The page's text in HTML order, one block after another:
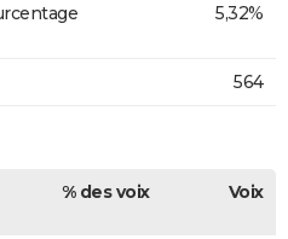
5,32%
564
% des voix Voix